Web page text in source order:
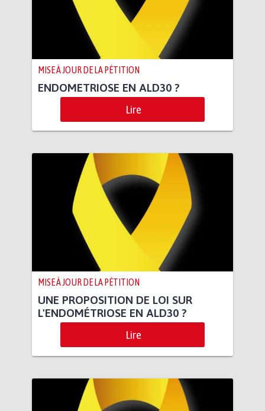
MISE À JOUR DE LA PÉTITION
ENDOMETRIOSE EN ALD30 ?
Lire
MISE À JOUR DE LA PÉTITION
UNE PROPOSITION DE LOI SUR
L'ENDOMÉTRIOSE EN ALD30 ?
Lire